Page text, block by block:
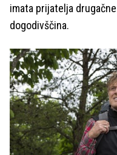
imata prijatelja
dogodivščina.